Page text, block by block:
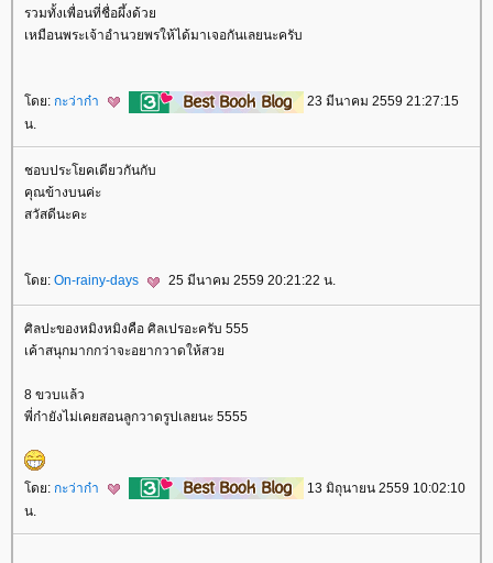
รวมทั้งเพื่อนที่ชื่อผึ้งด้ว
เหมือนพระเจ้าอำนวยพรให้ได้มาเจอกันเลยนะครับ
ดย: กะว่าก๋า
23 มีนาคม 2559 21:27:15
น.
ชอบประโยคเดียวกันกับ
คุณข้างบนค่ะ
สวัสดีนะคะ
ดย: On-rainy-days 25 มีนาคม 2559 20:21:22 น.
ศิลปะของหมิงหมิงคือ ศิลเปรอะครับ 555
เค้าสนุกมากกว่าจะอยากวาดให้สว
8 ขวบแล้ว
พี่ก๋ายังไม่เคยสอนลูกวาดรูปเลยนะ 5555
ดย: กะว่าก๋า
13 มิถุนายน 2559 10:02:10
น.